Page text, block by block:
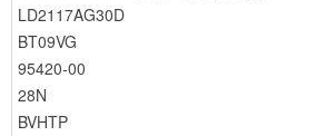
LD2117AG30D
BT09VG
95420-00
28N
BVHTP